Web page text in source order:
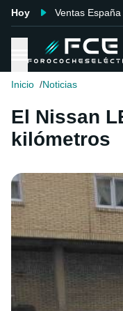
Hoy Ventas España
Inicio Noticias
El Nissan
kilómetros